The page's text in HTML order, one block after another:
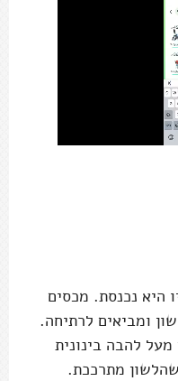
היא נכנסת. מכסים
להבה בינונית